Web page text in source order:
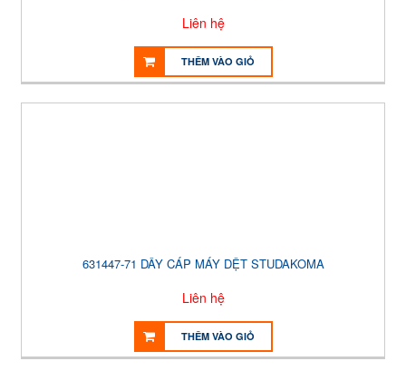
Liên hệ
THÊM VÀO GIỎ
631447-71 DÂY CÁP MÁY DỆT STUDAKOMA
Liên hệ
THÊM VÀO GIỎ